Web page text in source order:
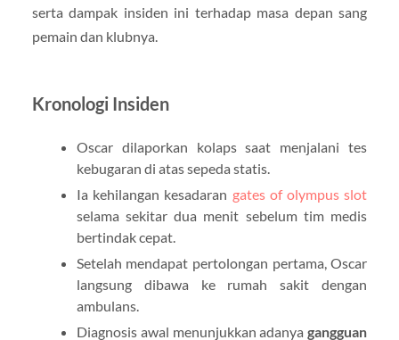
serta dampak insiden ini terhadap masa depan sang
pemain dan klubnya.
Kronologi Insiden
Oscar dilaporkan kolaps saat menjalani tes
kebugaran di atas sepeda statis.
Ia kehilangan kesadaran gates of olympus slot
selama sekitar dua menit sebelum tim medis
bertindak cepat.
Setelah mendapat pertolongan pertama, Oscar
langsung dibawa ke rumah sakit dengan
ambulans.
Diagnosis awal menunjukkan adanyagangguan